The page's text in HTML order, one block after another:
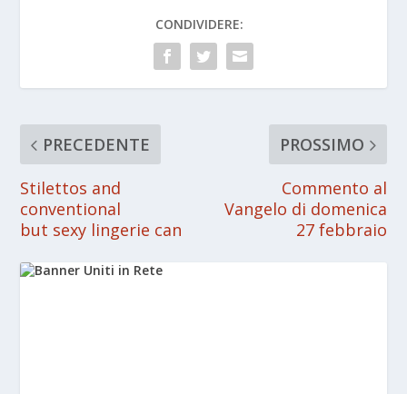
CONDIVIDERE:
PRECEDENTE
Stilettos and
conventional
but sexy lingerie can
PROSSIMO
Commento al
Vangelo di domenica
27 febbraio